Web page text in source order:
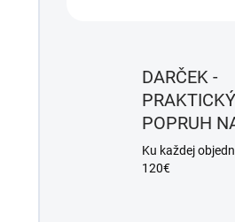
DARČEK -
PRAKTICKÝ
POPRUH
Ku každej
120€